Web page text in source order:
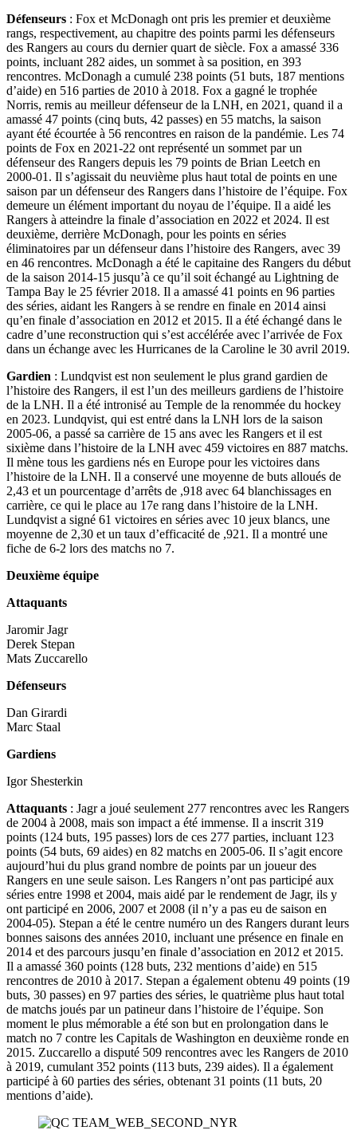
Défenseurs : Fox et McDonagh ont pris les premier et deuxième
rangs, respectivement, au chapitre des points parmi les défenseurs
des Rangers au cours du dernier quart de siècle. Fox a amassé 336
points, incluant 282 aides, un sommet à sa position, en 393
rencontres. McDonagh a cumulé 238 points (51 buts, 187 mentions
d’aide) en 516 parties de 2010 à 2018. Fox a gagné le trophée
Norris, remis au meilleur défenseur de la LNH, en 2021, quand il a
amassé 47 points (cinq buts, 42 passes) en 55 matchs, la saison
ayant été écourtée à 56 rencontres en raison de la pandémie. Les 74
points de Fox en 2021-22 ont représenté un sommet par un
défenseur des Rangers depuis les 79 points de Brian Leetch en
2000-01. Il s’agissait du neuvième plus haut total de points en une
saison par un défenseur des Rangers dans l’histoire de l’équipe. Fox
demeure un élément important du noyau de l’équipe. Il a aidé les
Rangers à atteindre la finale d’association en 2022 et 2024. Il est
deuxième, derrière McDonagh, pour les points en séries
éliminatoires par un défenseur dans l’histoire des Rangers, avec 39
en 46 rencontres. McDonagh a été le capitaine des Rangers du début
de la saison 2014-15 jusqu’à ce qu’il soit échangé au Lightning de
Tampa Bay le 25 février 2018. Il a amassé 41 points en 96 parties
des séries, aidant les Rangers à se rendre en finale en 2014 ainsi
qu’en finale d’association en 2012 et 2015. Il a été échangé dans le
cadre d’une reconstruction qui s’est accélérée avec l’arrivée de Fox
dans un échange avec les Hurricanes de la Caroline le 30 avril 2019.
Gardien : Lundqvist est non seulement le plus grand gardien de
l’histoire des Rangers, il est l’un des meilleurs gardiens de l’histoire
de la LNH. Il a été intronisé au Temple de la renommée du hockey
en 2023. Lundqvist, qui est entré dans la LNH lors de la saison
2005-06, a passé sa carrière de 15 ans avec les Rangers et il est
sixième dans l’histoire de la LNH avec 459 victoires en 887 matchs.
Il mène tous les gardiens nés en Europe pour les victoires dans
l’histoire de la LNH. Il a conservé une moyenne de buts alloués de
2,43 et un pourcentage d’arrêts de ,918 avec 64 blanchissages en
carrière, ce qui le place au 17e rang dans l’histoire de la LNH.
Lundqvist a signé 61 victoires en séries avec 10 jeux blancs, une
moyenne de 2,30 et un taux d’efficacité de ,921. Il a montré une
fiche de 6-2 lors des matchs no 7.
Deuxième équipe
Attaquants
Jaromir Jagr
Derek Stepan
Mats Zuccarello
Défenseurs
Dan Girardi
Marc Staal
Gardiens
Igor Shesterkin
Attaquants : Jagr a joué seulement 277 rencontres avec les Rangers
de 2004 à 2008, mais son impact a été immense. Il a inscrit 319
points (124 buts, 195 passes) lors de ces 277 parties, incluant 123
points (54 buts, 69 aides) en 82 matchs en 2005-06. Il s’agit encore
aujourd’hui du plus grand nombre de points par un joueur des
Rangers en une seule saison. Les Rangers n’ont pas participé aux
séries entre 1998 et 2004, mais aidé par le rendement de Jagr, ils y
ont participé en 2006, 2007 et 2008 (il n’y a pas eu de saison en
2004-05). Stepan a été le centre numéro un des Rangers durant leurs
bonnes saisons des années 2010, incluant une présence en finale en
2014 et des parcours jusqu’en finale d’association en 2012 et 2015.
Il a amassé 360 points (128 buts, 232 mentions d’aide) en 515
rencontres de 2010 à 2017. Stepan a également obtenu 49 points (19
buts, 30 passes) en 97 parties des séries, le quatrième plus haut total
de matchs joués par un patineur dans l’histoire de l’équipe. Son
moment le plus mémorable a été son but en prolongation dans le
match no 7 contre les Capitals de Washington en deuxième ronde en
2015. Zuccarello a disputé 509 rencontres avec les Rangers de 2010
à 2019, cumulant 352 points (113 buts, 239 aides). Il a également
participé à 60 parties des séries, obtenant 31 points (11 buts, 20
mentions d’aide).